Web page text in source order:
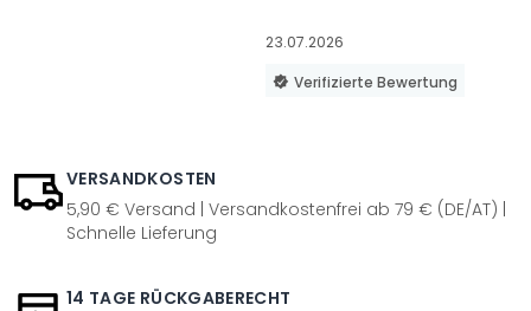
23.07.2026
Verifizierte Bewertung
VERSANDKOSTEN
5,90 € Versand | Versandkostenfrei ab 79 € (DE/AT) |
Schnelle Lieferung
14 TAGE RÜCKGABERECHT